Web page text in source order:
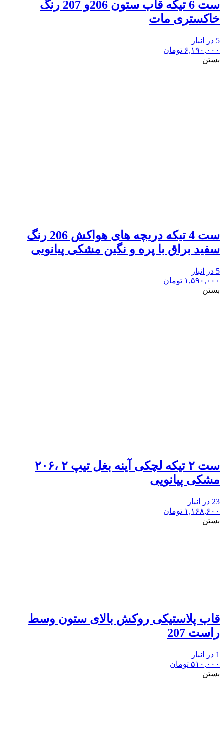
ست 6 تیکه قاب ستون 206و 207 رنگ
خاکستری مات
5 در انبار
۶,۱۹۰,۰۰۰ تومان
بستن
ست 4 تیکه دریچه های هواکش 206 رنگ
سفید براق با پره و نگین مشکی پیانویی
5 در انبار
۱,۵۹۰,۰۰۰ تومان
بستن
ست ۲ تیکه لچکی آینه بغل تیپ ۲ ،۲۰۶
مشکی پیانویی
23 در انبار
۱,۱۶۸,۶۰۰ تومان
بستن
قاب پلاستیکی روکش بالای ستون وسط
راست 207
1 در انبار
۵۱۰,۰۰۰ تومان
بستن